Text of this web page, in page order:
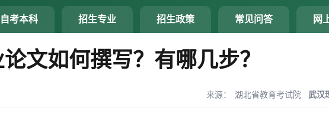
自考本科 招生专业 招生政策 常见问答 网
文如何撰写？有哪几步？
来源： 湖北省教育考试院 武汉